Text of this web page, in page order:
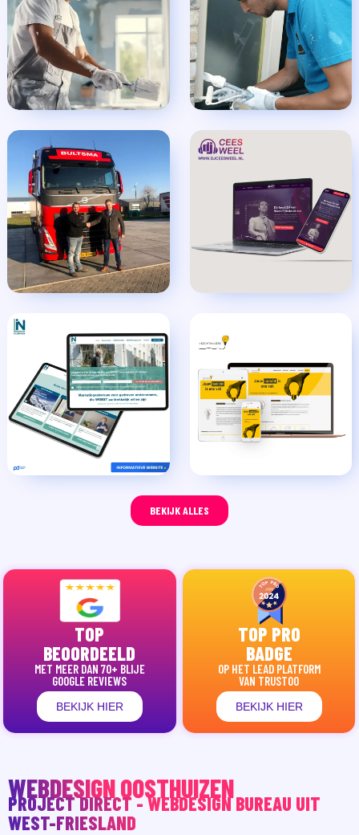
BEKIJK ALLES
TOP
BEOORDEELD
MET MEER DAN 70+ BLIJE
GOOGLE REVIEWS
BEKIJK HIER
TOP PRO
BADGE
OP HET LEAD PLATFORM
VAN TRUSTOO
BEKIJK HIER
WEBDESIGN OOSTHUIZEN
PROJECT DIRECT - WEBDESIGN BUREAU UIT
WEST-FRIESLAND